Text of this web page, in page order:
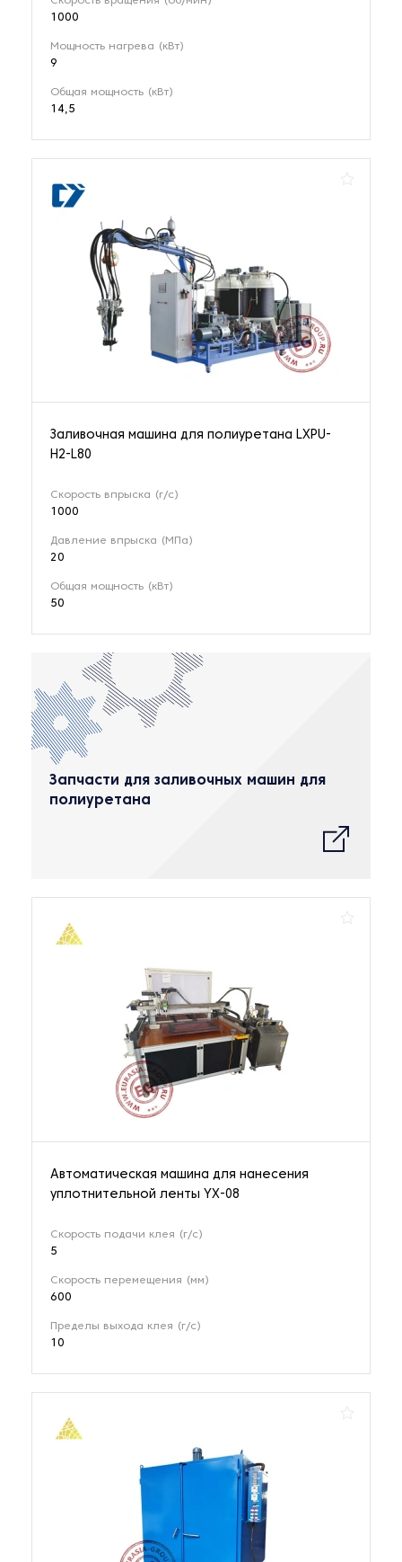
1000
Мощность нагрева (кВт)
9
Общая мощность (кВт)
14,5
Заливочная машина для полиуретана LXPU-
H2-L80
Скорость впрыска (г/с)
1000
Давление впрыска (МПа)
20
Общая мощность (кВт)
50
Запчасти для заливочных машин для
полиуретана
Автоматическая машина для нанесения
уплотнительной ленты YX-08
Скорость подачи клея (г/с)
5
Скорость перемещения (мм)
600
Пределы выхода клея (г/с)
10